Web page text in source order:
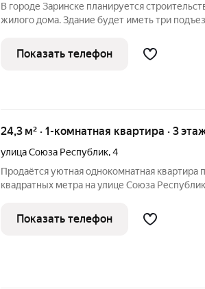
В городе Заринске планируется
жилого дома. Здание будет иметь три
этаже. Входы в подъезды расположат со
нежилые помещения со
Показать телефон
24,3 м² · 1-комнатная квартира · 3
улица Союза Республик,4
Продаётся уютная однокомнатная квартира
квадратных метра на улице Союза
панельного дома, построенного в 1984 году.
грамотно организовано
Показать телефон